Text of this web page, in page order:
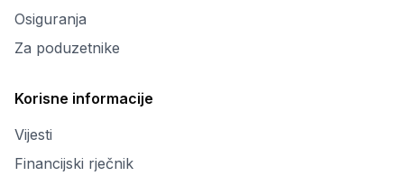
Osiguranja
Za poduzetnike
Korisne informacije
Vijesti
Financijski rječnik